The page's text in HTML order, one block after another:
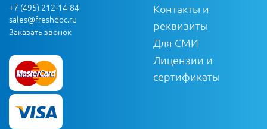
+7 (495) 212-14-84
sales@freshdoc.ru
Заказать звонок
Контакты и
реквизиты
Для СМИ
Лицензии и
сертификаты